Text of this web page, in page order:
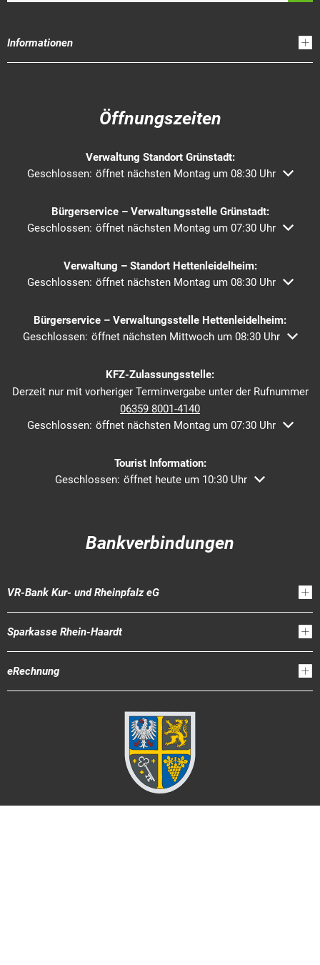
Informationen
Öffnungszeiten
Verwaltung Standort Grünstadt:
Klicken, um weitere Öffnungs- oder Schließzeiten
Geschlossen: öffnet nächsten Montag um 08:30 Uhr
Bürgerservice – Verwaltungsstelle Grünstadt:
Klicken, um weitere Öffnungs- oder Schließzeiten
Geschlossen: öffnet nächsten Montag um 07:30 Uhr
Verwaltung – Standort Hettenleidelheim:
Klicken, um weitere Öffnungs- oder Schließzeiten
Geschlossen: öffnet nächsten Montag um 08:30 Uhr
Bürgerservice – Verwaltungsstelle Hettenleidelheim:
Klicken, um weitere Öffnungs- oder Schließzeiten
Geschlossen: öffnet nächsten Mittwoch um 08:30 Uhr
KFZ-Zulassungsstelle:
Derzeit nur mit vorheriger Terminvergabe unter der Rufnummer
06359 8001-4140
Klicken, um weitere Öffnungs- oder Schließzeiten
Geschlossen: öffnet nächsten Montag um 07:30 Uhr
Tourist Information:
Klicken, um weitere Öffnungs- oder Schließzeiten
Geschlossen: öffnet heute um 10:30 Uhr
Bankverbindungen
VR-Bank Kur- und Rheinpfalz eG
Sparkasse Rhein-Haardt
eRechnung